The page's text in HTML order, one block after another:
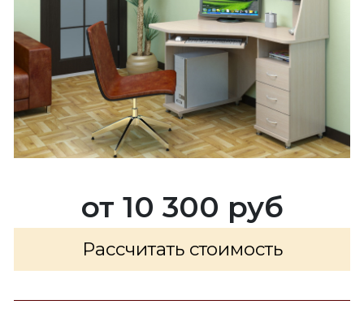
от 10 300 руб
Рассчитать стоимость